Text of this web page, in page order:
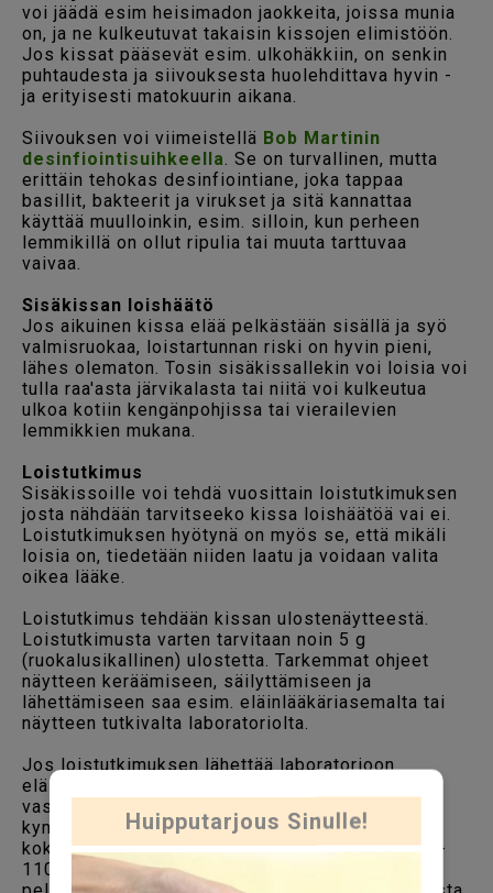
voi jäädä esim heisimadon jaokkeita, joissa munia
on, ja ne kulkeutuvat takaisin kissojen elimistöön.
Jos kissat pääsevät esim. ulkohäkkiin, on senkin
puhtaudesta ja siivouksesta huolehdittava hyvin -
ja erityisesti matokuurin aikana.
Siivouksen voi viimeistellä Bob Martinin
desinfiointisuihkeella . Se on turvallinen, mutta
erittäin tehokas desinfiointiane, joka tappaa
basillit, bakteerit ja virukset ja sitä kannattaa
käyttää muulloinkin, esim. silloin, kun perheen
lemmikillä on ollut ripulia tai muuta tarttuvaa
vaivaa.
Sisäkissan loishäätö
Jos aikuinen kissa elää pelkästään sisällä ja syö
valmisruokaa, loistartunnan riski on hyvin pieni,
lähes olematon. Tosin sisäkissallekin voi loisia voi
tulla raa'asta järvikalasta tai niitä voi kulkeutua
ulkoa kotiin kengänpohjissa tai vierailevien
lemmikkien mukana.
Loistutkimus
Sisäkissoille voi tehdä vuosittain loistutkimuksen
josta nähdään tarvitseeko kissa loishäätöä vai ei.
Loistutkimuksen hyötynä on myös se, että mikäli
loisia on, tiedetään niiden laatu ja voidaan valita
oikea lääke.
Loistutkimus tehdään kissan ulostenäytteestä.
Loistutkimusta varten tarvitaan noin 5 g
(ruokalusikallinen) ulostetta. Tarkemmat ohjeet
näytteen keräämiseen, säilyttämiseen ja
lähettämiseen saa esim. eläinlääkäriasemalta tai
näytteen tutkivalta laboratoriolta.
Jos loistutkimuksen lähettää laboratorioon
eläinlääkärin kautta, klinikka veloittaa näytteen
vastaanottamisesta ja lähettämisestä muutamia
kymmeniä euroja. Tällöin tutkimuksen
kokonaishinnaksi tulee klinikasta riippuen n. 90 -
110 €. Jos hoitaa näytteen lähettämisen itse,
Huipputarjous Sinulle!